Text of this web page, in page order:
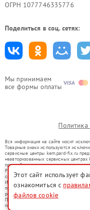
Мы принимаем
все формы оплаты
ОГРН 1077746335776
Поделиться в соц. сетях:
Вся информация на сайте носит
Товарные знаки используются
сервисные центры kem.pard-fix.ru
неавторизованных сервисных
правообладателями товарных знаков
Ремонт осуществляется для
со статьей 1487 ГК РФ.
Использование товарных знаков не
потребителей в заблуждение, а
ремонту техники указанных брендов.
Представленная на сайте информация
положениями Статьи 437(2)
Этот сайт использует
ознакомиться с
файлов cookie